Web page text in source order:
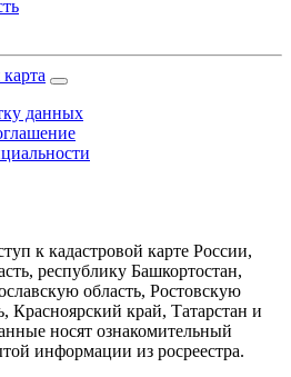
данных
к кадастровой карте России,
республику Башкортостан,
область, Ростовскую
Красноярский край, Татарстан и
носят ознакомительный
информации из росреестра.